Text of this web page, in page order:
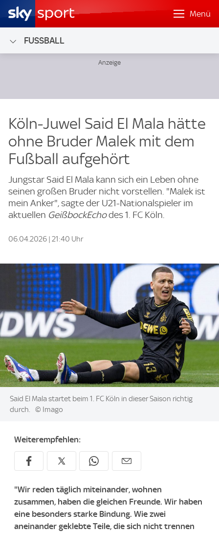
Menü
FUSSBALL
Köln-Juwel Said El Mala hätte
ohne Bruder Malek mit dem
Fußball aufgehört
Jungstar Said El Mala kann sich ein Leben ohne
seinen großen Bruder nicht vorstellen. "Malek ist
mein Anker", sagte der U21-Nationalspieler im
aktuellen GeißbockEchodes 1. FC Köln.
06.04.2026 | 21:40 Uhr
Image:
Said El Mala startet beim 1. FC Köln in dieser Saison richtig
durch.
© Imago
Weiterempfehlen:
"Wir reden täglich miteinander, wohnen
zusammen, haben die gleichen Freunde. Wir haben
eine besonders starke Bindung. Wie zwei
aneinander geklebte Teile, die sich nicht trennen